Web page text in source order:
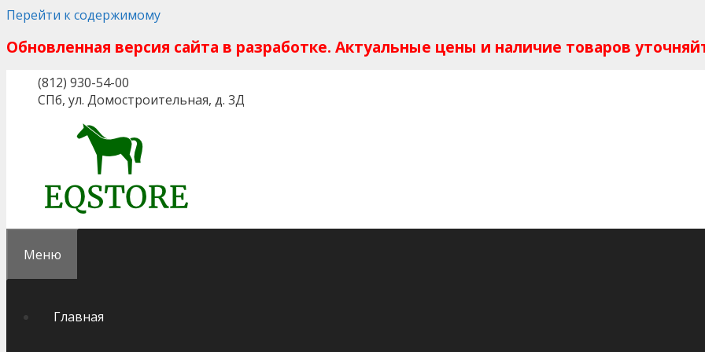
Перейти к содержимому
Обновленная версия сайта в разработке. Актуальные цены и наличие товаров
(812) 930-54-00
СПб, ул. Домостроительная, д. 3Д
Меню
Главная